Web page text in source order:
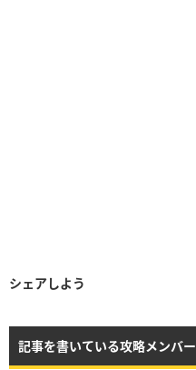
シェアしよう
記事を書いている攻略メンバー